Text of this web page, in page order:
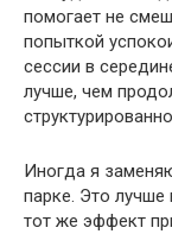
помогает не
попыткой
сессии в
лучше, чем
Иногда я
парке. Это
тот же эффект